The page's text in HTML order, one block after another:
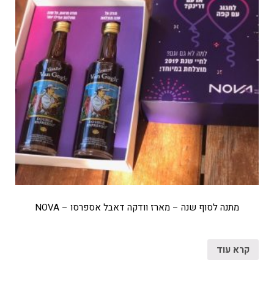
מתנה לסוף שנה – מארז וודקה דאבל אספרסו – NOVA
קרא עוד